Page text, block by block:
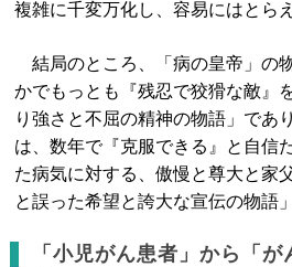
複雑に千変万化し、容易にはとら
結局のところ、「病の皇帝」の
かでもっとも『残忍で狡猾な敵』
り強さと不屈の精神の物語」であ
は、数年で『克服できる』と自信
た病気に対する、傲慢と尊大と家
と誤った希望と誇大な宣伝の物語
「小児がん患者」から「